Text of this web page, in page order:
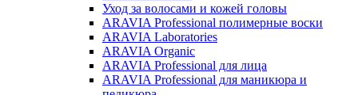
Уход за волосами и кожей головы
ARAVIA Professional полимерные воски
ARAVIA Laboratories
ARAVIA Organic
ARAVIA Professional для лица
ARAVIA Professional для маникюра и